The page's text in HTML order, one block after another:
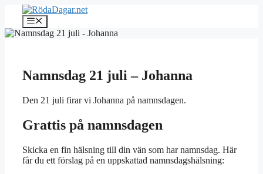
Hoppa
innehåll
Meny
Namnsdag 21 juli – Johanna
Den 21 juli firar vi Johanna på namnsdagen.
Grattis på namnsdagen
Skicka en fin hälsning till din vän som har namnsdag. Här
får du ett förslag på en uppskattad namnsdagshälsning: